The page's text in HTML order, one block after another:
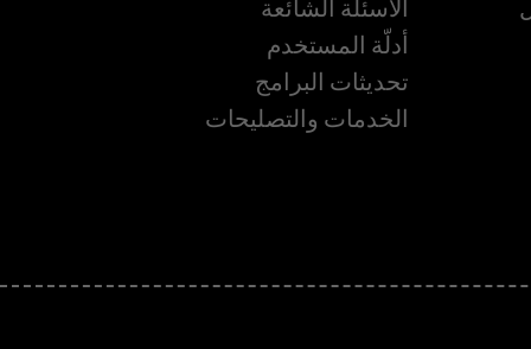
الأسئلة الشائعة
أدلّة المستخدم
تحديثات البرامج
الخدمات والتصليحات